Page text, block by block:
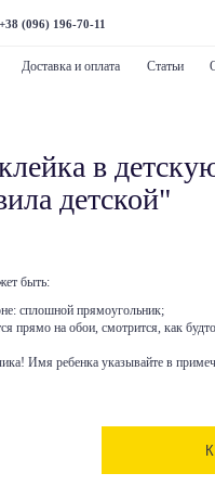
+38 (096) 196-70-11
Доставка и оплата Статьи
в
детской"
быть:
сплошной прямоугольник;
прямо на обои, смотрится, как
Имя ребенка указывайте в